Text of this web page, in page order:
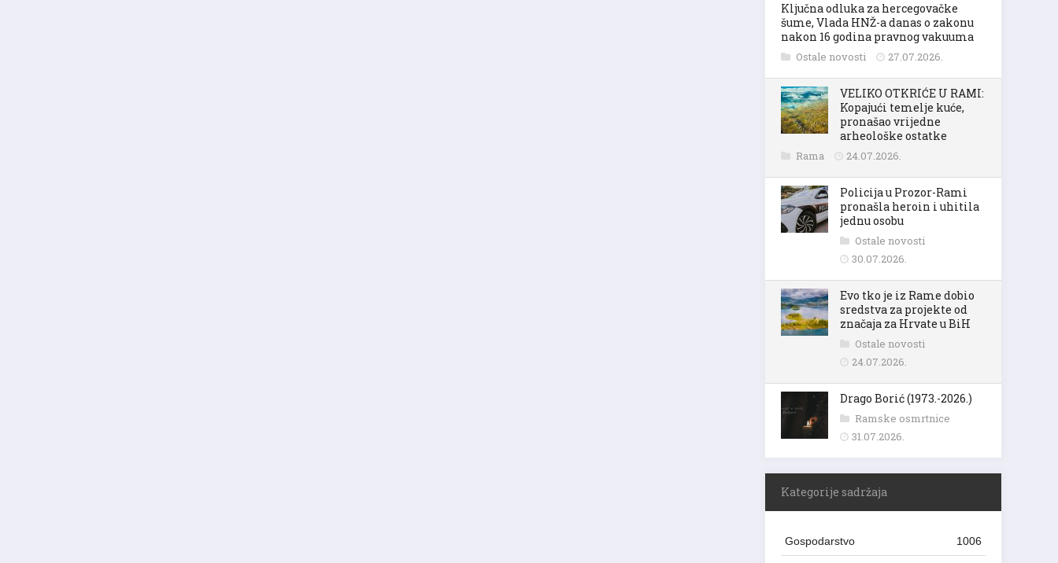
Ključna odluka za hercegovačke
šume, Vlada HNŽ-a danas o zakonu
nakon 16 godina pravnog vakuuma
Ostale novosti 27.07.2026.
VELIKO OTKRIĆE U RAMI:
Kopajući temelje kuće,
pronašao vrijedne
arheološke ostatke
Rama 24.07.2026.
Policija u Prozor-Rami
pronašla heroin i uhitila
jednu osobu
Ostale novosti
30.07.2026.
Evo tko je iz Rame dobio
sredstva za projekte od
značaja za Hrvate u BiH
Ostale novosti
24.07.2026.
Drago Borić (1973.-2026.)
Ramske osmrtnice
31.07.2026.
Kategorije sadržaja
Gospodarstvo 1006